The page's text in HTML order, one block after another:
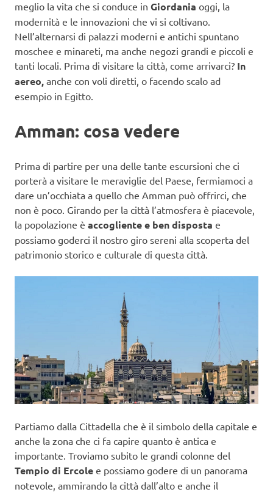
meglio la vita che si conduce in Giordania oggi, la
modernità e le innovazioni che vi si coltivano.
Nell’alternarsi di palazzi moderni e antichi spuntano
moschee e minareti, ma anche negozi grandi e piccoli e
tanti locali. Prima di visitare la città, come arrivarci? In
aereo, anche con voli diretti, o facendo scalo ad
esempio in Egitto.
Amman: cosa vedere
Prima di partire per una delle tante escursioni che ci
porterà a visitare le meraviglie del Paese, fermiamoci a
dare un’occhiata a quello che Amman può offrirci, che
non è poco. Girando per la città l’atmosfera è piacevole,
la popolazione è accogliente e ben disposta e
possiamo goderci il nostro giro sereni alla scoperta del
patrimonio storico e culturale di questa città.
Partiamo dalla Cittadella che è il simbolo della capitale e
anche la zona che ci fa capire quanto è antica e
importante. Troviamo subito le grandi colonne del
Tempio di Ercole e possiamo godere di un panorama
notevole, ammirando la città dall’alto e anche il